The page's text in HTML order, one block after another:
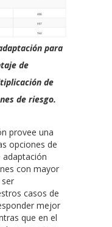
para
de
de
de riesgo.
provee una
opciones de
adaptación
con mayor
casos de
mejor
que en el